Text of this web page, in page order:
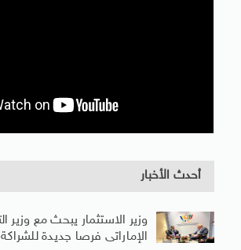
أحدث الأخبار
وزير الاستثمار يبحث مع وزير
الإماراتى فرصا جديدة للشراكة